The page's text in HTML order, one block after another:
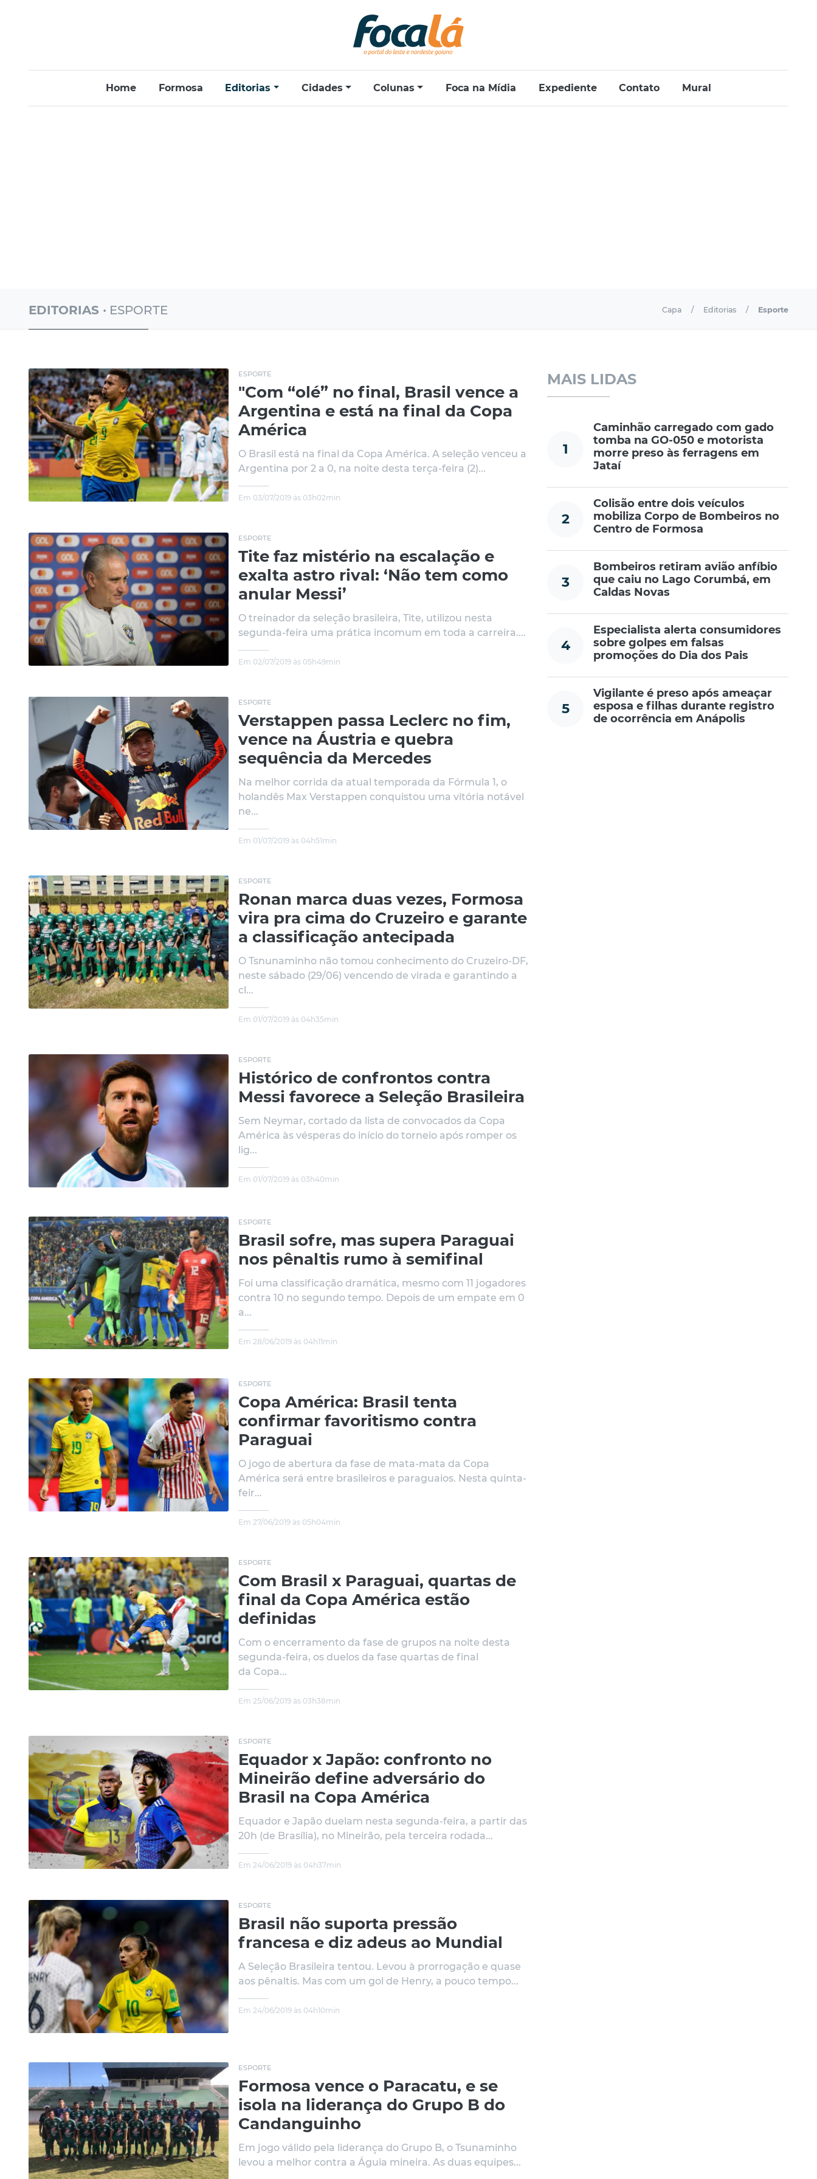
Home Formosa Editorias Cidades Colunas Foca na Mídia Expediente Contato Mural
EDITORIAS • ESPORTE Capa Editorias Esporte
ESPORTE
"Com “olé” no final, Brasil vence a
Argentina e está na final da Copa
América
O Brasil está na final da Copa América. A seleção venceu a
Argentina por 2 a 0, na noite desta terça-feira (2)...
Em 03/07/2019 às 03h02min
ESPORTE
Tite faz mistério na escalação e
exalta astro rival: ‘Não tem como
anular Messi’
O treinador da seleção brasileira, Tite, utilizou nesta
segunda-feira uma prática incomum em toda a carreira....
Em 02/07/2019 às 05h49min
ESPORTE
Verstappen passa Leclerc no fim,
vence na Áustria e quebra
sequência da Mercedes
Na melhor corrida da atual temporada da Fórmula 1, o
holandês Max Verstappen conquistou uma vitória notável
ne...
Em 01/07/2019 às 04h51min
ESPORTE
Ronan marca duas vezes, Formosa
vira pra cima do Cruzeiro e garante
a classificação antecipada
O Tsnunaminho não tomou conhecimento do Cruzeiro-DF,
neste sábado (29/06) vencendo de virada e garantindo a
cl...
Em 01/07/2019 às 04h35min
ESPORTE
Histórico de confrontos contra
Messi favorece a Seleção Brasileira
Sem Neymar, cortado da lista de convocados da Copa
América às vésperas do início do torneio após romper os
lig...
Em 01/07/2019 às 03h40min
ESPORTE
Brasil sofre, mas supera Paraguai
nos pênaltis rumo à semifinal
Foi uma classificação dramática, mesmo com 11 jogadores
contra 10 no segundo tempo. Depois de um empate em 0
a...
Em 28/06/2019 às 04h11min
ESPORTE
Copa América: Brasil tenta
confirmar favoritismo contra
Paraguai
O jogo de abertura da fase de mata-mata da Copa
América será entre brasileiros e paraguaios. Nesta quinta-
feir...
Em 27/06/2019 às 05h04min
ESPORTE
Com Brasil x Paraguai, quartas de
final da Copa América estão
definidas
Com o encerramento da fase de grupos na noite desta
segunda-feira, os duelos da fase quartas de final
da Copa...
Em 25/06/2019 às 03h38min
ESPORTE
Equador x Japão: confronto no
Mineirão define adversário do
Brasil na Copa América
Equador e Japão duelam nesta segunda-feira, a partir das
20h (de Brasília), no Mineirão, pela terceira rodada...
Em 24/06/2019 às 04h37min
ESPORTE
Brasil não suporta pressão
francesa e diz adeus ao Mundial
A Seleção Brasileira tentou. Levou à prorrogação e quase
aos pênaltis. Mas com um gol de Henry, a pouco tempo...
Em 24/06/2019 às 04h10min
ESPORTE
Formosa vence o Paracatu, e se
isola na liderança do Grupo B do
Candanguinho
Em jogo válido pela liderança do Grupo B, o Tsunaminho
levou a melhor contra a Águia mineira. As duas equipes...
MAIS LIDAS
1
Caminhão carregado com gado
tomba na GO-050 e motorista
morre preso às ferragens em
Jataí
2
Colisão entre dois veículos
mobiliza Corpo de Bombeiros no
Centro de Formosa
3
Bombeiros retiram avião anfíbio
que caiu no Lago Corumbá, em
Caldas Novas
4
Especialista alerta consumidores
sobre golpes em falsas
promoções do Dia dos Pais
5
Vigilante é preso após ameaçar
esposa e filhas durante registro
de ocorrência em Anápolis